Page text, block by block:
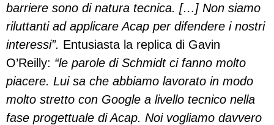
barriere sono di natura tecnica. […] Non siamo
riluttanti ad applicare Acap per difendere i nostri
interessi”. Entusiasta la replica di Gavin
O’Reilly: “le parole di Schmidt ci fanno molto
piacere. Lui sa che abbiamo lavorato in modo
molto stretto con Google a livello tecnico nella
fase progettuale di Acap. Noi vogliamo davvero